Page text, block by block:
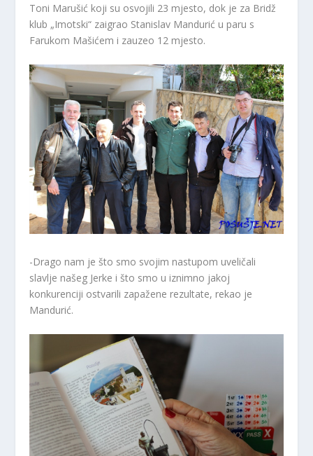
Toni Marušić koji su osvojili 23 mjesto, dok je za Bridž
klub „Imotski“ zaigrao Stanislav Mandurić u paru s
Farukom Mašićem i zauzeo 12 mjesto.
-Drago nam je što smo svojim nastupom uveličali
slavlje našeg Jerke i što smo u iznimno jakoj
konkurenciji ostvarili zapažene rezultate, rekao je
Mandurić.